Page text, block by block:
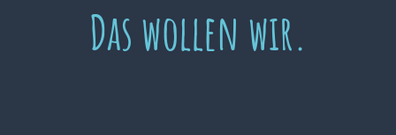
Das wollen wir.